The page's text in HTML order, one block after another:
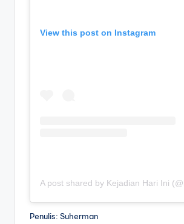
View this post on Instagram
Penulis: Suherman